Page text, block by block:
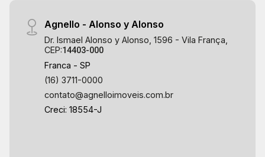
Agnello - Alonso y Alonso
Dr. Ismael Alonso y Alonso, 1596 - Vila França,
CEP:14403-000
Franca - SP
(16) 3711-0000
contato@agnelloimoveis.com.br
Creci: 18554-J